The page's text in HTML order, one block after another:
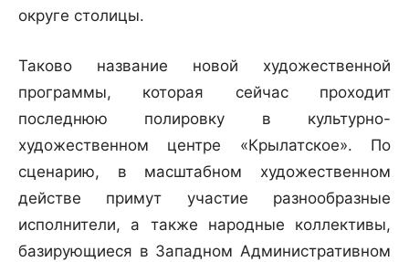
округе столицы.
Таково название новой художественной
программы, которая сейчас проходит
последнюю полировку в культурно-
художественном центре «Крылатское». По
сценарию, в масштабном художественном
действе примут участие разнообразные
исполнители, а также народные коллективы,
базирующиеся в Западном Административном